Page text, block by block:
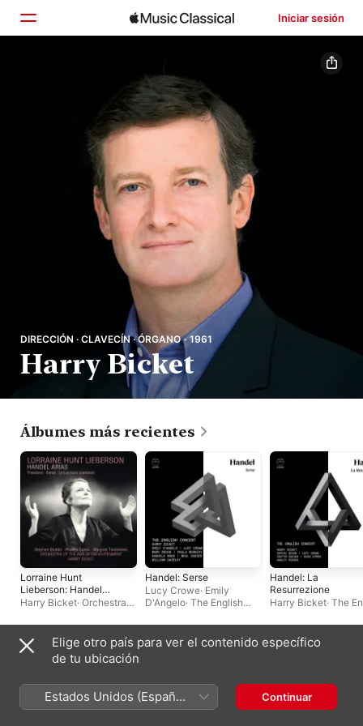
Iniciar sesión
Buscar
DIRECCIÓN · CLAVECÍN · ÓRGANO · 1961
Harry Bicket
Álbumes más recientes
Lorraine Hunt
Lieberson: Handel
Arias (2025
Version)
Harry Bicket· Orchestra
Enlightenment·Lorraine
Hunt Lieberson
Handel: Serse
Lucy Crowe· Emily
D'Angelo· The English
Handel: La
Resurrezione
Harry Bicket· The
Sencillos y EP
Elige otro país para ver el contenido específico
de tu ubicación
Estados Unidos (Español
México)
Continuar